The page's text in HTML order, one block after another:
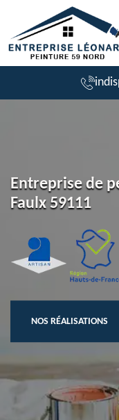
Entreprise de
Faulx 59111
NOS RÉALISATIONS